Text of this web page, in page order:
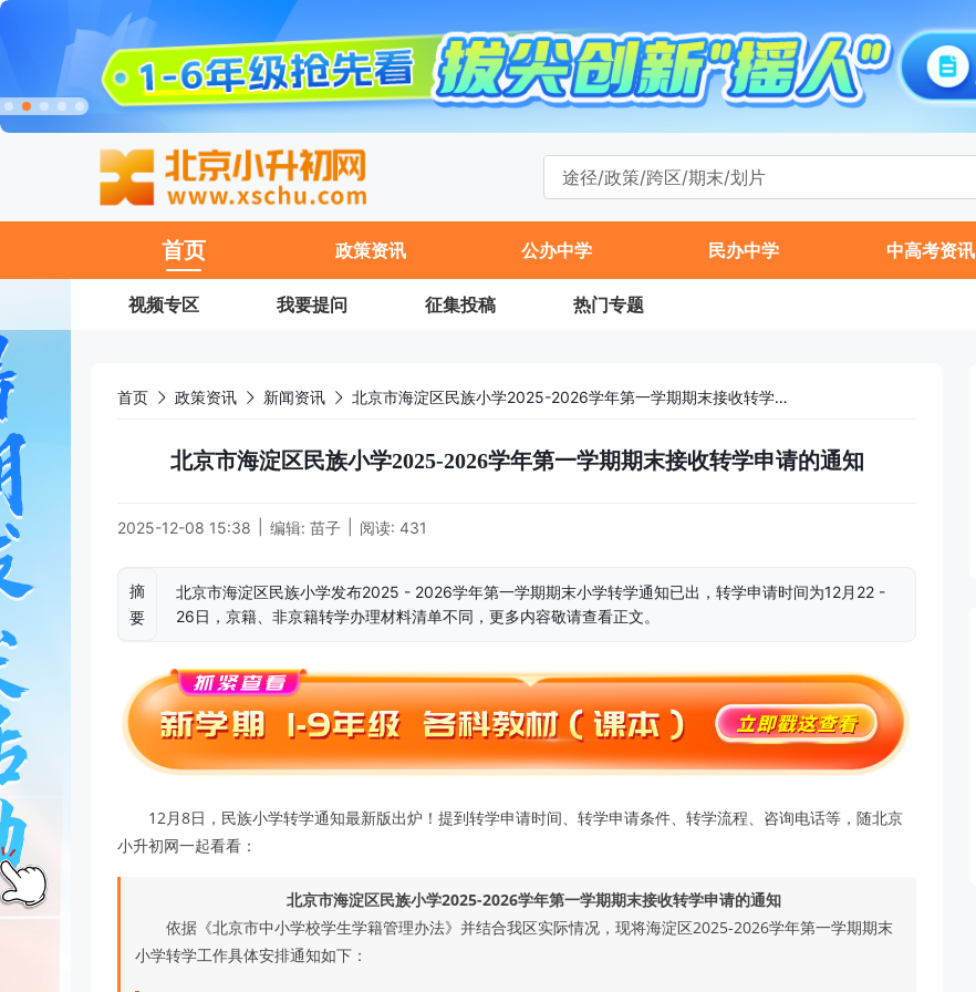
首页 政策资讯 公办中学 民办中学 中高考资讯
视频专区 我要提问 征集投稿 热门专题
首页 政策资讯 新闻资讯 北京市海淀区民族小学2025-2026学年第一学期期末接收转学申请的通知
北京市海淀区民族小学2025-2026学年第一学期期末接收转学申请的通知
2025-12-08 15:38 编辑: 苗子 阅读: 431
摘
要
北京市海淀区民族小学发布2025 - 2026学年第一学期期末小学转学通知已出，转学申请时间为12月22 -
26日，京籍、非京籍转学办理材料清单不同，更多内容敬请查看正文。
12月8日，民族小学转学通知最新版出炉！提到转学申请时间、转学申请条件、转学流程、咨询电话等，随北京
小升初网一起看看：
北京市海淀区民族小学2025-2026学年第一学期期末接收转学申请的通知
依据《北京市中小学校学生学籍管理办法》并结合我区实际情况，现将海淀区2025-2026学年第一学期期末
小学转学工作具体安排通知如下：